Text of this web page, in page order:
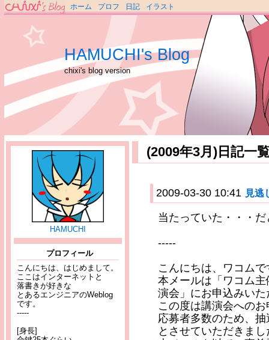
ホーム プロフ 日記 イラスト
HAMUCHI's Blog
chixi's blog version
HAMUCHI
プロフィール
こんにちは、はじめまして。
ここはインターネットと
落書きが好きな
とあるエンジニアのWeblog
です。
-----
[身長]
(2009年3月)日記一
2009-03-30 10:41 見逃
当たっていた・・・だ
-----
こんにちは、ワコムで
本メールは「ワコム
演会」にお申込みい
この度は講演会への
応募者多数のため、
とさせていただきまし